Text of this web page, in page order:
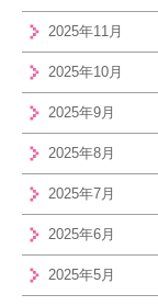
2025年11月
2025年10月
2025年9月
2025年8月
2025年7月
2025年6月
2025年5月